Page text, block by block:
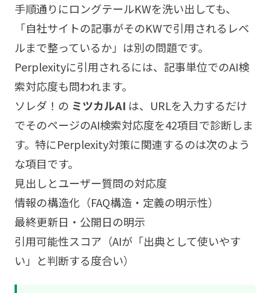
手順通りにロングテールKWを洗い出しても、
「自社サイトの記事がそのKWで引用されるレベ
ルまで整っているか」は別の問題です。
Perplexityに引用されるには、記事単位でのAI検
索対応度も問われます。
ソレダ！の ミツカルAI は、URLを入力するだけ
でそのページのAI検索対応度を42項目で診断しま
す。特にPerplexity対策に関連するのは次のよう
な項目です。
見出しとユーザー質問の対応度
情報の構造化（FAQ構造・定義の明示性）
最終更新日・公開日の明示
引用可能性スコア（AIが「出典として使いやす
い」と判断する度合い）